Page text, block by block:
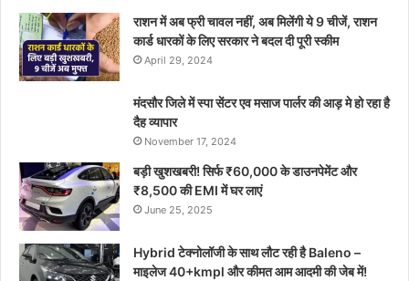
राशन में अब फ्री चावल नहीं, अब मिलेंगी ये 9 चीजें, राशन
कार्ड धारकों के लिए सरकार ने बदल दी पूरी स्कीम
April 29, 2024
मंदसौर जिले में स्पा सेंटर एव मसाज पार्लर की आड़ मे हो रहा है
दैह व्यापार
November 17, 2024
बड़ी खुशखबरी! सिर्फ ₹60,000 के डाउनपेमेंट और
₹8,500 की EMI में घर लाएं
June 25, 2025
Hybrid टेक्नोलॉजी के साथ लौट रही है Baleno –
माइलेज 40+kmpl और कीमत आम आदमी की जेब में!